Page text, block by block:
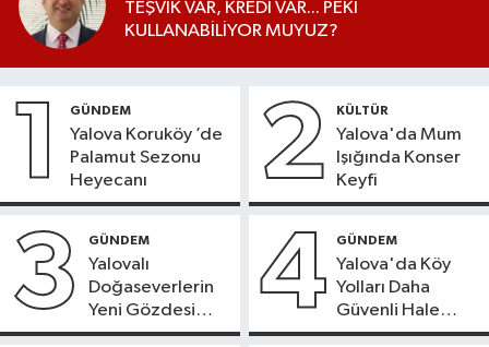
TEŞVİK VAR, KREDİ VAR... PEKİ
KULLANABİLİYOR MUYUZ?
1 GÜNDEM
Yalova Koruköy ’de
Palamut Sezonu
Heyecanı
2 KÜLTÜR
Yalova'da Mum
Işığında Konser
Keyfi
3 GÜNDEM
Yalovalı
Doğaseverlerin
Yeni Gözdesi
Bolu'daki Meyve
4 GÜNDEM
Yalova'da Köy
Yolları Daha
Güvenli Hale
Geliyor